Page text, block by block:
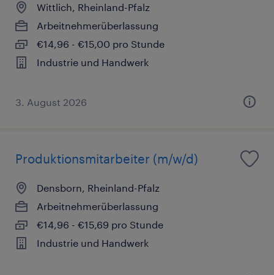
Wittlich, Rheinland-Pfalz
Arbeitnehmerüberlassung
€14,96 - €15,00 pro Stunde
Industrie und Handwerk
3. August 2026
Produktionsmitarbeiter (m/w/d)
Densborn, Rheinland-Pfalz
Arbeitnehmerüberlassung
€14,96 - €15,69 pro Stunde
Industrie und Handwerk